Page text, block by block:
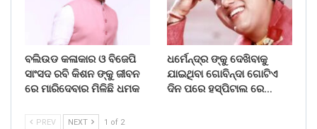
ବଲିଉଡ କଳାକାର ଓ ବିଜେପି
ସାଂସଦ ରବି କିଶନ ଙ୍କୁ ଜୀବନ
ରେ ମାରିଦେବାର ମିଳିଛି ଧମକ
ଧର୍ମେନ୍ଦ୍ର ଙ୍କୁ ଦେଖିବାକୁ
ଯାଇଥିବା ଗୋବିନ୍ଦା ଗୋଟିଏ
ଦିନ ପରେ ହସ୍ପିଟାଲ ରେ…
PREV NEXT 1 of 2